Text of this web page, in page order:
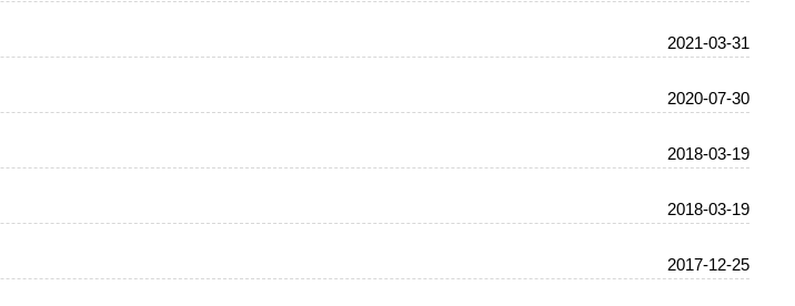
2021-03-31
2020-07-30
2018-03-19
2018-03-19
2017-12-25